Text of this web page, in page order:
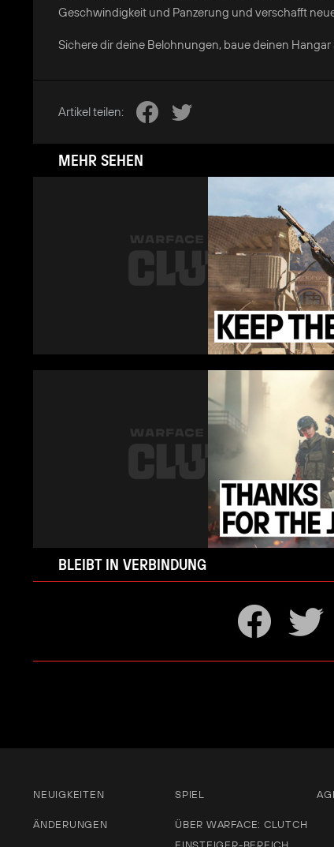
Geschwindigkeit und Panzerung und verschafft
Sichere dir deine Belohnungen, baue deinen
Artikel teilen:
MEHR SEHEN
BLEIBT IN VERBINDUNG
NEUIGKEITEN
ÄNDERUNGEN
SPIEL
ÜBER WARFACE: CLUTCH